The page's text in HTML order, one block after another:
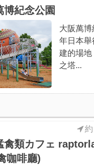
博紀念公園
大阪萬
年日本舉
建的場地
之塔...
禽類カフェ
咖啡廳)